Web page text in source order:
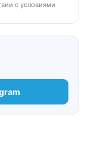
с условиями